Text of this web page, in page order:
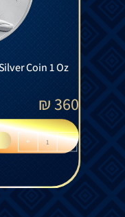
Coin 1 Oz
360
₪
-
+